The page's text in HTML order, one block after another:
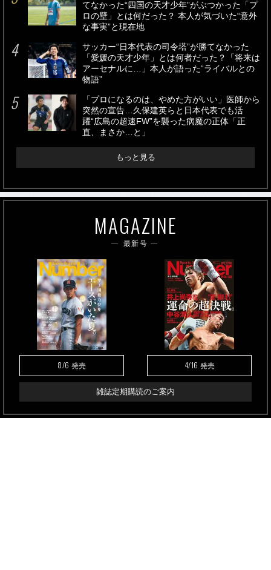
てなかった“四国の天才少年”がぶつかった「プ
ロの壁」とは何だった？ 本人が気づいた“意外
な事実”と現在地
サッカー“日本代表の司令塔”が勝てなかった
「愛媛の天才少年」とは何者だった？「将来は
アーセナルに…」本人が語った“ライバルとの
物語”
「プロになるのは、やめた方がいい」医師から
突然の宣告…久保建英らと日本代表でも活
躍“広島の超速FW”を襲った病魔の正体「正
直、まさか…と」
もっと見る
MAGAZINE
最新号
8/6 発売 4/16 発売
雑誌定期購読のご案内